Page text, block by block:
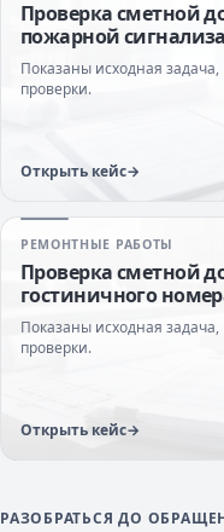
Проверка сметной
пожарной
Показаны исходная
проверки.
Открыть кейс
РЕМОНТНЫЕ РАБОТЫ
Проверка сметной
гостиничного
Показаны исходная
проверки.
Открыть кейс
РАЗОБРАТЬСЯ ДО